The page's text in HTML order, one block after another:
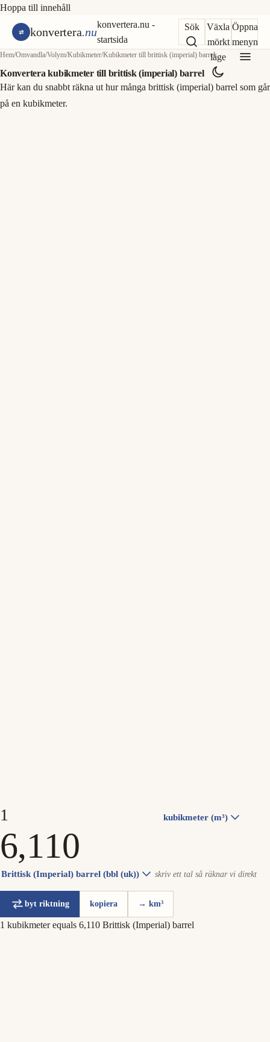
Hoppa till innehåll
konvertera.nu
konvertera.nu -
startsida
Sök
Växla
mörkt
läge
Öppna
menyn
Hem/Omvandla/Volym/Kubikmeter/Kubikmeter till brittisk (imperial) barrel
Konvertera kubikmeter till brittisk (imperial) barrel
Här kan du snabbt räkna ut hur många brittisk (imperial) barrel som går
på en kubikmeter.
kubikmeter (m³)
Brittisk (Imperial) barrel (bbl (uk)) skriv ett tal så räknar vi direkt
byt riktning kopiera → km³
1 kubikmeter equals 6,110 Brittisk (Imperial) barrel